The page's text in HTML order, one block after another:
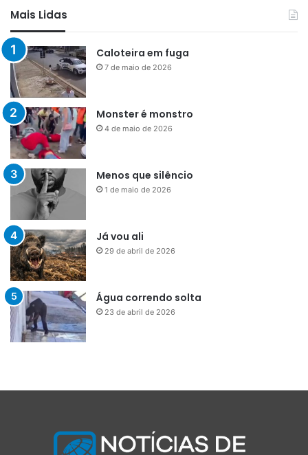
Mais Lidas
Caloteira em fuga
7 de maio de 2026
Monster é monstro
4 de maio de 2026
Menos que silêncio
1 de maio de 2026
Já vou ali
29 de abril de 2026
Água correndo solta
23 de abril de 2026